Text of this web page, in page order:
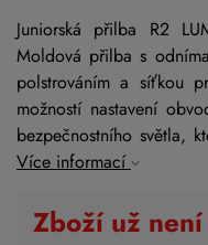
Juniorská přilba R2
Moldová přilba s
polstrováním a síťkou
možností nastavení
bezpečnostního světla,
Více informací
Zboží už